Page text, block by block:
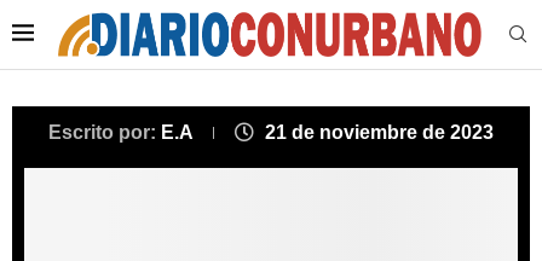
Escrito por: E.A 21 de noviembre de 2023